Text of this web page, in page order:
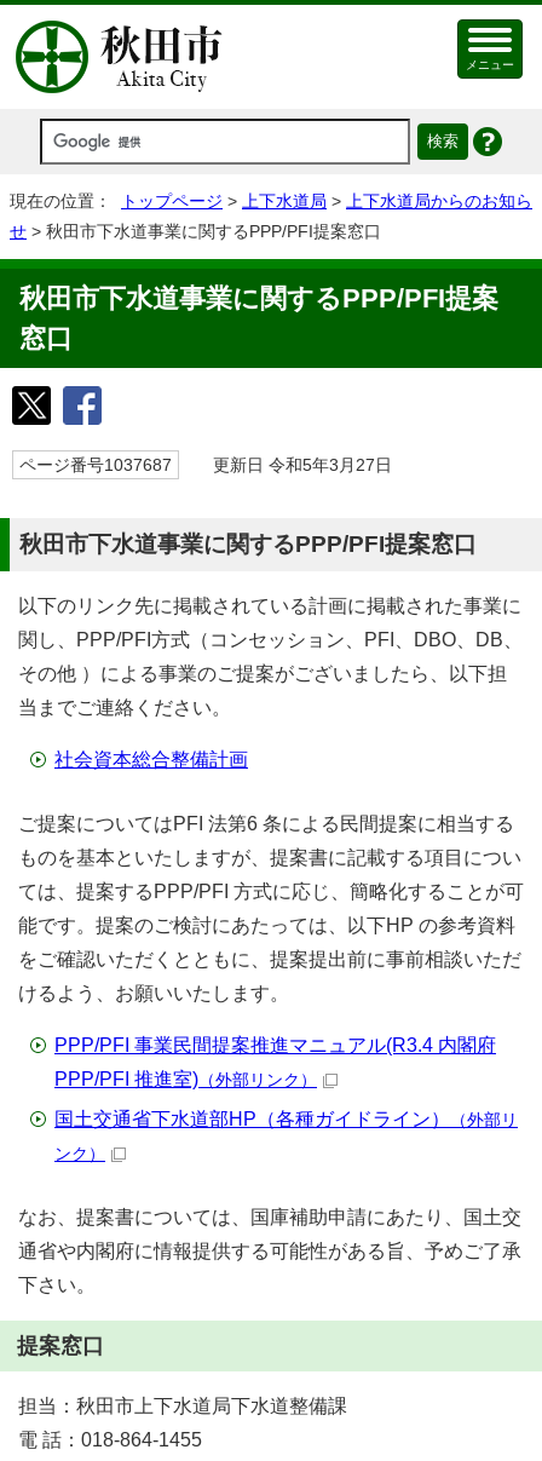
メニュー
現在の位置： トップページ > 上下水道局 >
上下水道局からのお知ら
せ > 秋田市下水道事業に関するPPP/PFI提案窓口
秋田市下水道事業に関するPPP/PFI提案
窓口
ページ番号1037687 更新日 令和5年3月27日
秋田市下水道事業に関するPPP/PFI提案窓口
以下のリンク先に掲載されている計画に掲載された事業に
関し、PPP/PFI方式（コンセッション、PFI、DBO、DB、
その他 ）による事業のご提案がございましたら、以下担
当までご連絡ください。
社会資本総合整備計画
ご提案についてはPFI 法第6 条による民間提案に相当する
ものを基本といたしますが、提案書に記載する項目につい
ては、提案するPPP/PFI 方式に応じ、簡略化することが可
能です。提案のご検討にあたっては、以下HP の参考資料
をご確認いただくとともに、提案提出前に事前相談いただ
けるよう、お願いいたします。
PPP/PFI 事業民間提案推進マニュアル(R3.4 内閣府
PPP/PFI 推進室) （外部リンク）
国土交通省下水道部HP（各種ガイドライン）
（外部リ
ンク）
なお、提案書については、国庫補助申請にあたり、国土交
通省や内閣府に情報提供する可能性がある旨、予めご了承
下さい。
提案窓口
担当：秋田市上下水道局下水道整備課
電 話：018-864-1455